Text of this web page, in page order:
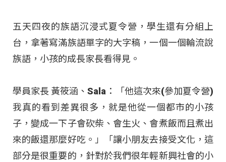
五天四夜的族語沉浸式夏令營，學生還有分組上
台，拿著寫滿族語單字的大字稿，一個一個輪流說
族語，小孩的成長家長看得見。
學員家長 黃筱涵、Sala：「他這次來(參加夏令營)
我真的看到差異很多，就是他從一個都市的小孩
子，變成一下子會砍柴、會生火、會煮飯而且煮出
來的飯還那麼好吃。」「讓小朋友去接受文化，這
部分是很重要的，針對於我們很年輕新興社會的小